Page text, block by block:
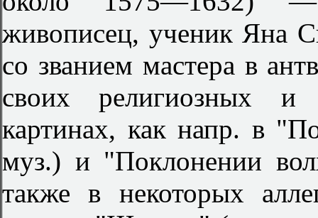
живописец, ученик Яна
со званием мастера в
своих религиозных и
картинах, как напр. в
муз.) и "Поклонении
также в некоторых